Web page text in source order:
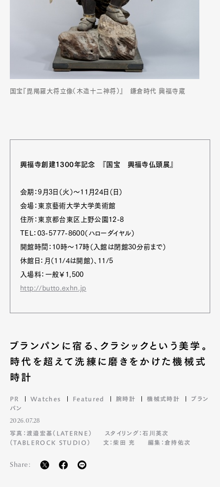
国宝『毘羯羅大将立像（木造十二神将）』 鎌倉時代 興福寺蔵
興福寺創建1300年記念 『国宝 興福寺仏頭展』
会期：9月3日（火）～11月24日（日）
会場：東京藝術大学大学美術館
住所：東京都台東区上野公園12-8
TEL：03-5777-8600（ハローダイヤル）
開館時間：10時～17時（入館は閉館30分前まで）
休館日：月（11/4は開館）、11/5
入場料：一般￥1,500
http://butto.exhn.jp
ブランパンに宿る、クラシックという美学。
時代を超えて洗練に磨きをかけた機械式
時計
PR Watches Featured 腕時計 機械式時計
ブラン
パン
2026.07.28
写真：渡邉宏基（LATERNE）
スタイリング：石川英次
（TABLEROCK STUDIO）
文：柴田 充 編集：倉持佑次
Share: